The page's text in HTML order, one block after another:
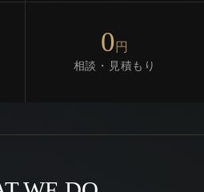
0 円
相談・見積もり